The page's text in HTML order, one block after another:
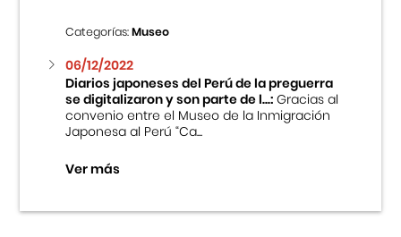
Categorías:Museo
06/12/2022
Diarios japoneses del Perú de la preguerra
se digitalizaron y son parte de l...:Gracias al
convenio entre el Museo de la Inmigración
Japonesa al Perú “Ca...
Ver más